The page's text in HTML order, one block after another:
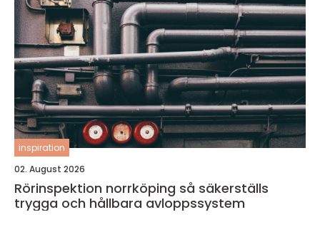
inspiration
02. August 2026
Rörinspektion norrköping så säkerställs
trygga och hållbara avloppssystem